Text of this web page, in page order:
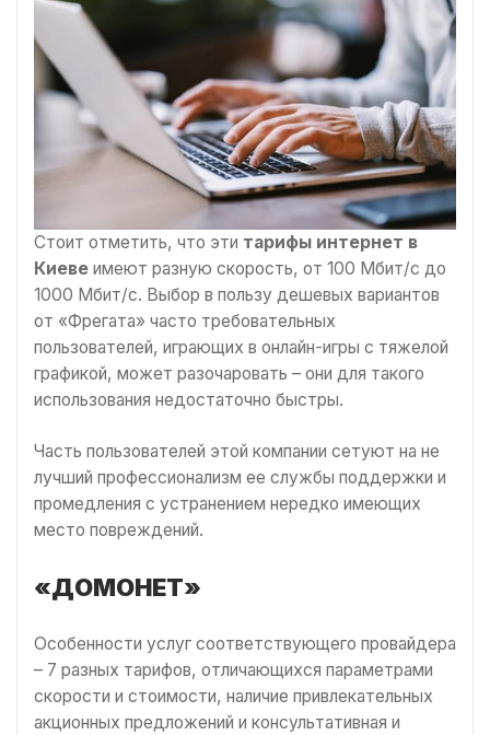
Стоит отметить, что эти тарифы интернет в
Киеве имеют разную скорость, от 100 Мбит/с до
1000 Мбит/с. Выбор в пользу дешевых вариантов
от «Фрегата» часто требовательных
пользователей, играющих в онлайн-игры с тяжелой
графикой, может разочаровать – они для такого
использования недостаточно быстры.
Часть пользователей этой компании сетуют на не
лучший профессионализм ее службы поддержки и
промедления с устранением нередко имеющих
место повреждений.
«ДОМОНЕТ»
Особенности услуг соответствующего провайдера
– 7 разных тарифов, отличающихся параметрами
скорости и стоимости, наличие привлекательных
акционных предложений и консультативная и